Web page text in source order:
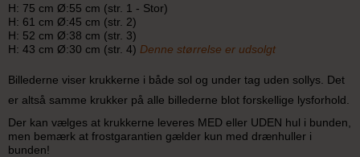
H: 75 cm Ø:55 cm (str. 1 - Stor)
H: 61 cm Ø:45 cm (str. 2)
H: 52 cm Ø:38 cm (str. 3)
H: 43 cm Ø:30 cm (str. 4) Denne størrelse er udsolgt
Billederne viser krukkerne i både sol og under tag uden sollys. Det
er altså samme krukker på alle billederne blot forskellige lysforhold.
Der kan vælges at krukkerne leveres MED eller UDEN hul i bunden,
men bemærk at frostgarantien gælder kun med drænhuller i
bunden!